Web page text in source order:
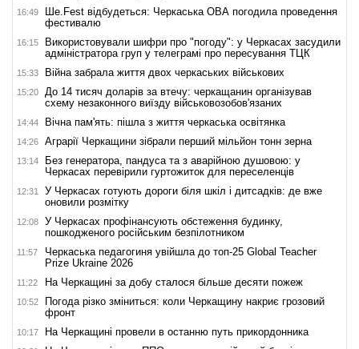
16:49
Ше.Fest відбудеться: Черкаська ОВА погодила проведення
фестивалю
16:15
Використовували шифри про "погоду": у Черкасах засудили
адміністратора груп у телеграмі про пересування ТЦК
15:33 Війна забрала життя двох черкаських військових
15:20
До 14 тисяч доларів за втечу: черкащанин організував
схему незаконного виїзду військовозобов'язаних
14:44 Вічна пам'ять: пішла з життя черкаська освітянка
14:26 Аграрії Черкащини зібрали перший мільйон тонн зерна
13:14
Без генератора, пандуса та з аварійною душовою: у
Черкасах перевірили гуртожиток для переселенців
12:31
У Черкасах готують дороги біля шкіл і дитсадків: де вже
оновили розмітку
12:08
У Черкасах профінансують обстеження будинку,
пошкодженого російським безпілотником
11:57
Черкаська педагогиня увійшла до топ-25 Global Teacher
Prize Ukraine 2026
11:22 На Черкащині за добу сталося більше десяти пожеж
10:52
Погода різко зміниться: коли Черкащину накриє грозовий
фронт
10:17 На Черкащині провели в останню путь прикордонника